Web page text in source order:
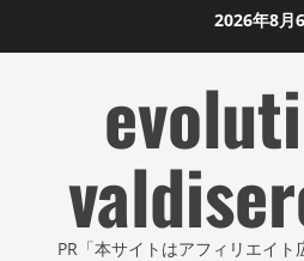
ン
2026年8月
PR「本サイトはアフィリエイト